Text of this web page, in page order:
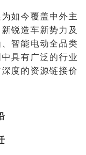
如今覆盖中外主
锐造车新势力及
智能电动全品类
具有广泛的行业
度的资源链接价